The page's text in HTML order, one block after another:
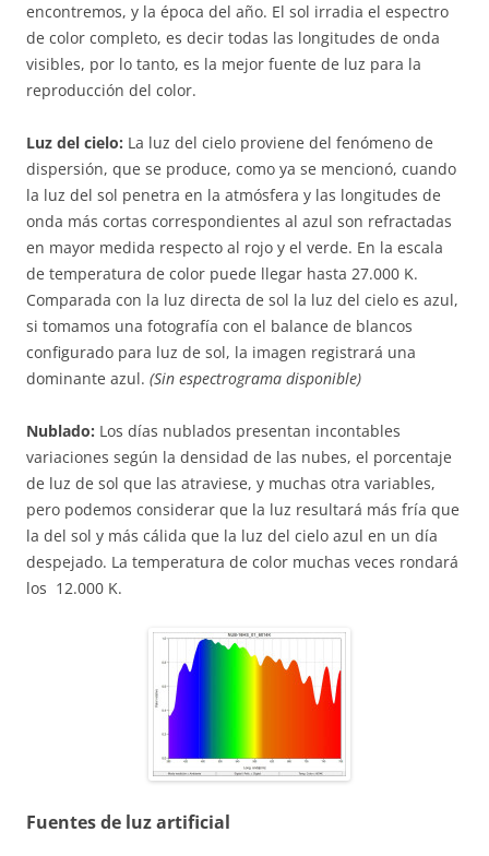
encontremos, y la época del año. El sol irradia el espectro
de color completo, es decir todas las longitudes de onda
visibles, por lo tanto, es la mejor fuente de luz para la
reproducción del color.
Luz del cielo: La luz del cielo proviene del fenómeno de
dispersión, que se produce, como ya se mencionó, cuando
la luz del sol penetra en la atmósfera y las longitudes de
onda más cortas correspondientes al azul son refractadas
en mayor medida respecto al rojo y el verde. En la escala
de temperatura de color puede llegar hasta 27.000 K.
Comparada con la luz directa de sol la luz del cielo es azul,
si tomamos una fotografía con el balance de blancos
configurado para luz de sol, la imagen registrará una
dominante azul. (Sin espectrograma disponible)
Nublado: Los días nublados presentan incontables
variaciones según la densidad de las nubes, el porcentaje
de luz de sol que las atraviese, y muchas otra variables,
pero podemos considerar que la luz resultará más fría que
la del sol y más cálida que la luz del cielo azul en un día
despejado. La temperatura de color muchas veces rondará
los 12.000 K.
Fuentes de luz artificial